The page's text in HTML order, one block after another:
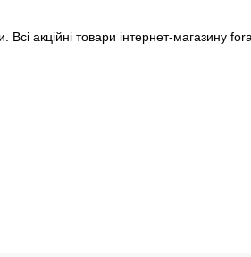
акційні товари інтернет-магазину